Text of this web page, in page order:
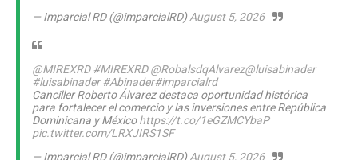
— Imparcial RD (@imparcialRD)August 5, 2026
@MIREXRD #MIREXRD @RobalsdqAlvarez@luisabinader
#luisabinader #Abinader#imparcialrd
Canciller Roberto Álvarez destaca oportunidad histórica
para fortalecer el comercio y las inversiones entre República
Dominicana y Méxicohttps://t.co/1eGZMCYbaP
pic.twitter.com/LRXJIRS1SF
— Imparcial RD (@imparcialRD)August 5, 2026